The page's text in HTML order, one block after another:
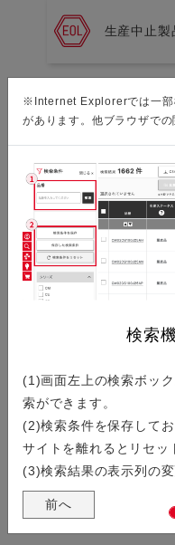
※Internet Explorerでは一部
があります。他ブラウザでの
検索
(1)画面左上の検索ボッ
索ができます。
(2)検索条件を保存して
サイトを離れるとリセッ
(3)検索結果の表示列の変
前へ
生産中止製
新規採用非
環境資料ダ
ISO/IATF
製品検索
シリーズから探す
シリーズ名の一覧から製